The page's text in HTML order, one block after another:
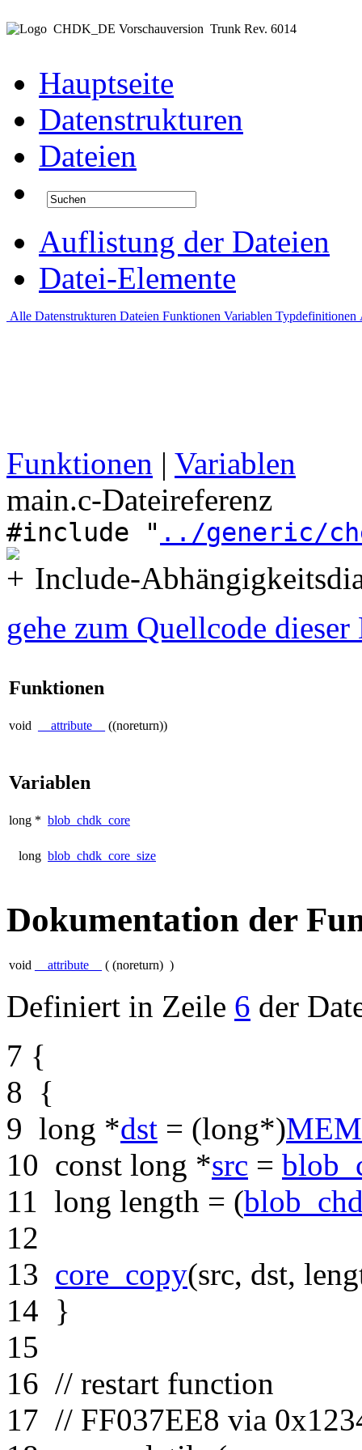
CHDK_DE Vorschauversion Trunk Rev. 6014
Hauptseite
Datenstrukturen
Dateien
Auflistung der Dateien
Datei-Elemente
Alle Datenstrukturen Dateien Funktionen Variablen Typdefinitionen
Funktionen | Variablen
main.c-Dateireferenz
#include " ../generic/
Include-
gehe zum Quellcode dieser
Funktionen
void __attribute__ ((noreturn))
Variablen
long * blob_chdk_core
long blob_chdk_core_size
Dokumentation der
void __attribute__ ( (noreturn) )
Definiert in Zeile 6 der
7 {
8 {
9 long *dst = (long*)
10 const long *src =
11 long length = (
12
13 core_copy(src, dst,
14 }
15
16 // restart function
17 // FF037EE8 via